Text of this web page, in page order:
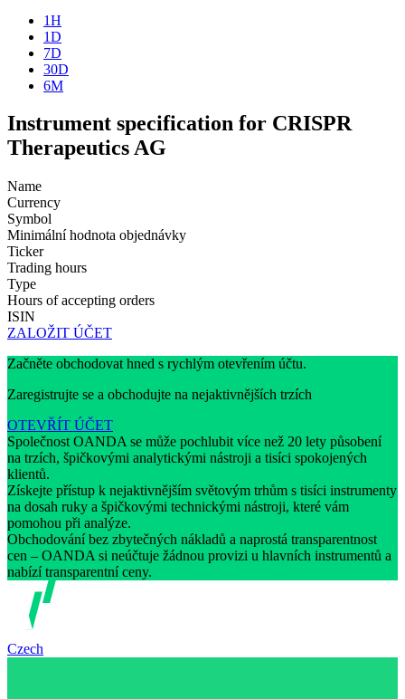
1H
1D
7D
30D
6M
Instrument specification for CRISPR
Therapeutics AG
Name
Currency
Symbol
Minimální hodnota objednávky
Ticker
Trading hours
Type
Hours of accepting orders
ISIN
ZALOŽIT ÚČET
Začněte obchodovat hned s rychlým otevřením účtu.
Zaregistrujte se a obchodujte na nejaktivnějších trzích
OTEVŘÍT ÚČET
Společnost OANDA se může pochlubit více než 20 lety působení
na trzích, špičkovými analytickými nástroji a tisíci spokojených
klientů.
Získejte přístup k nejaktivnějším světovým trhům s tisíci instrumenty
na dosah ruky a špičkovými technickými nástroji, které vám
pomohou při analýze.
Obchodování bez zbytečných nákladů a naprostá transparentnost
cen – OANDA si neúčtuje žádnou provizi u hlavních instrumentů a
nabízí transparentní ceny.
Czech